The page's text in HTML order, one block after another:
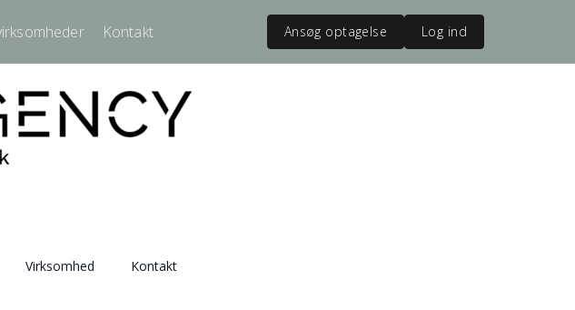
Kontakt Ansøg optagelse Log ind
Virksomhed Kontakt